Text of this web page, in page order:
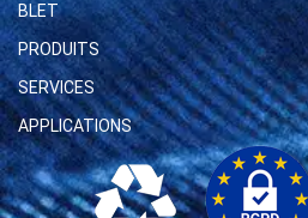
BLET
PRODUITS
SERVICES
APPLICATIONS